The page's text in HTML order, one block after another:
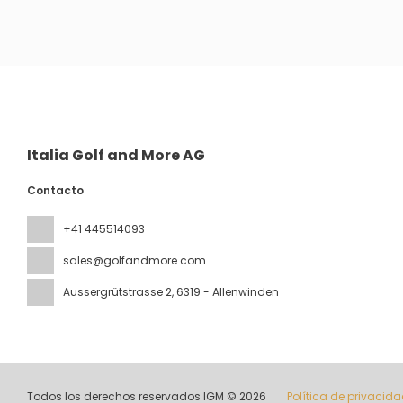
Italia Golf and More AG
Contacto
+41 445514093
sales@golfandmore.com
Aussergrütstrasse 2, 6319 - Allenwinden
Todos los derechos reservados IGM © 2026 Política de